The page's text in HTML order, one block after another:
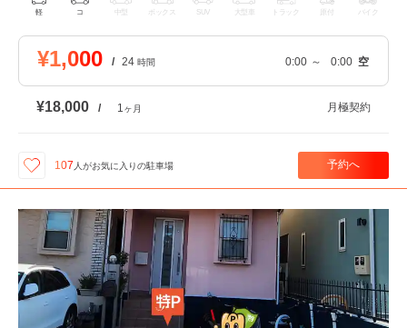
軽 コ 中型 ボックス SUV 大型車 トラック 原付 バイク
¥1,000 / 24 時間 0:00 ～ 0:00 空
¥18,000 / 1 ヶ月 月極契約
107 人がお気に入りの駐車場 予約へ